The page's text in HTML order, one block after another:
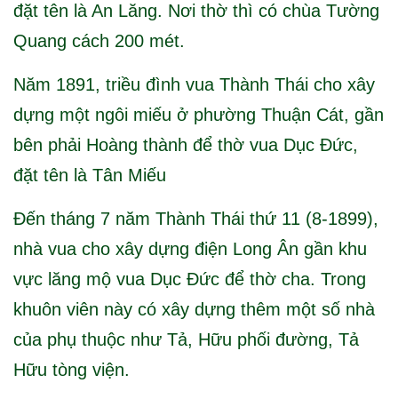
đặt tên là An Lăng. Nơi thờ thì có chùa Tường
Quang cách 200 mét.
Năm 1891, triều đình vua Thành Thái cho xây
dựng một ngôi miếu ở phường Thuận Cát, gần
bên phải Hoàng thành để thờ vua Dục Đức,
đặt tên là Tân Miếu
Đến tháng 7 năm Thành Thái thứ 11 (8-1899),
nhà vua cho xây dựng điện Long Ân gần khu
vực lăng mộ vua Dục Đức để thờ cha. Trong
khuôn viên này có xây dựng thêm một số nhà
của phụ thuộc như Tả, Hữu phối đường, Tả
Hữu tòng viện.